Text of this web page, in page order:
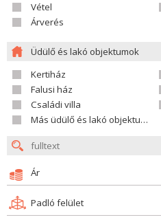
Vétel
Árverés
Üdülő és lakó objektumok
Kertiház
Falusi ház
Családi villa
Más üdülő és lakó objektumok
Ár
Padló felület